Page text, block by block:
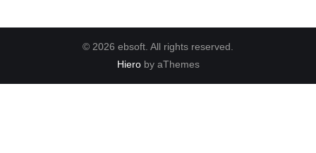
© 2026 ebsoft. All rights reserved.
Hieroby aThemes